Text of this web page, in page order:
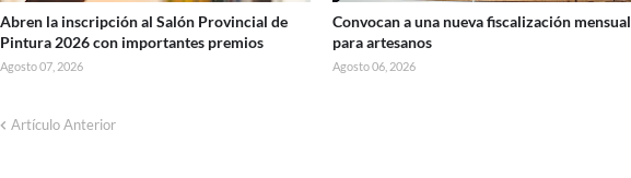
Abren la inscripción al Salón Provincial de
Pintura 2026 con importantes premios
Agosto 07, 2026
Convocan a una nueva fiscalización mensual
para artesanos
Agosto 06, 2026
Artículo Anterior